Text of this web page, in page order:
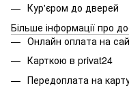
Кур'єром до дверей
Більше інформації про
Онлайн оплата на
Карткою в privat24
Передоплата на